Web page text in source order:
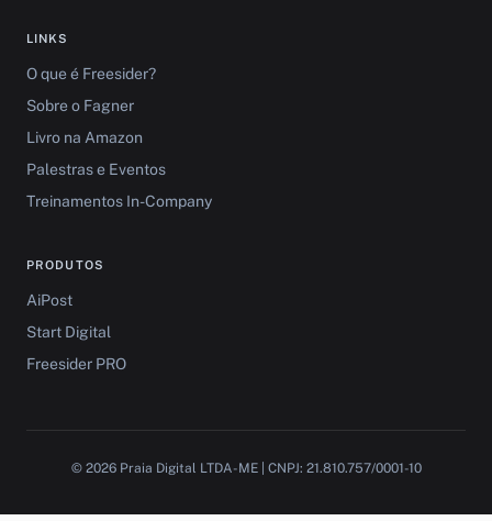
LINKS
O que é Freesider?
Sobre o Fagner
Livro na Amazon
Palestras e Eventos
Treinamentos In-Company
PRODUTOS
AiPost
Start Digital
Freesider PRO
© 2026 Praia Digital LTDA-ME | CNPJ: 21.810.757/0001-10